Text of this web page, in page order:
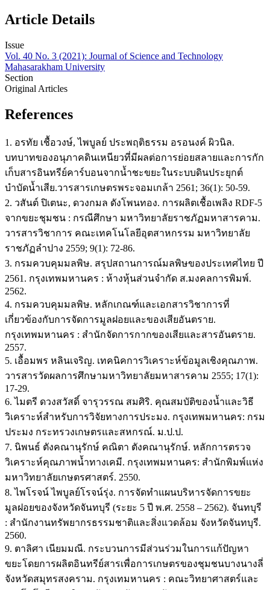
Article Details
Issue
Vol. 40 No. 3 (2021): Journal of Science and Technology
Mahasarakham University
Section
Original Articles
References
1. อรทัย เชื้อวงษ์, ไพบูลย์ ประพฤติธรรม อรอนงค์ ผิวนิล.
บทบาทของอนุภาคดินเหนียวที่มีผลต่อการย่อยสลายและการกัก
เก็บสารอินทรีย์คาร์บอนจากน้ำชะขยะในระบบดินประยุกต์
บำบัดน้ำเสีย.วารสารเกษตรพระจอมเกล้า 2561; 36(1): 50-59.
2. วสันต์ ปิเตนะ, ดวงกมล ดังโพนทอง. การผลิตเชื้อเพลิง RDF-5
จากขยะชุมชน : กรณีศึกษา มหาวิทยาลัยราชภัฏมหาสารคาม.
วารสารวิชาการ คณะเทคโนโลยีอุตสาหกรรม มหาวิทยาลัย
ราชภัฏลำปาง 2559; 9(1): 72-86.
3. กรมควบคุมมลพิษ. สรุปสถานการณ์มลพิษของประเทศไทย ปี
2561. กรุงเทพมหานคร : ห้างหุ้นส่วนจำกัด ส.มงคลการพิมพ์.
2562.
4. กรมควบคุมมลพิษ. หลักเกณฑ์และเอกสารวิชาการที่
เกี่ยวข้องกับการจัดการมูลฝอยและของเสียอันตราย.
กรุงเทพมหานคร : สำนักจัดการกากของเสียและสารอันตราย.
2557.
5. เอื้อมพร หลินเจริญ. เทคนิคการวิเคราะห์ข้อมูลเชิงคุณภาพ.
วารสารวัดผลการศึกษามหาวิทยาลัยมหาสารคาม 2555; 17(1):
17-29.
6. ไมตรี ดวงสวัสดิ์ จารุวรรณ สมศิริ. คุณสมบัติของน้ำและวิธี
วิเคราะห์สำหรับการวิจัยทางการประมง. กรุงเทพมหานคร: กรม
ประมง กระทรวงเกษตรและสหกรณ์. ม.ป.ป.
7. นิพนธ์ ตังคณานุรักษ์ คณิตา ตังคณานุรักษ์. หลักการตรวจ
วิเคราะห์คุณภาพน้ำทางเคมี. กรุงเทพมหานคร: สำนักพิมพ์แห่ง
มหาวิทยาลัยเกษตรศาสตร์. 2550.
8. ไพโรจน์ ไพบูลย์โรจน์รุ่ง. การจัดทำแผนบริหารจัดการขยะ
มูลฝอยของจังหวัดจันทบุรี (ระยะ 5 ปี พ.ศ. 2558 – 2562). จันทบุรี
: สำนักงานทรัพยากรธรรมชาติและสิ่งแวดล้อม จังหวัดจันทบุรี.
2560.
9. ตาลิศา เนียมมณี. กระบวนการมีส่วนร่วมในการแก้ปัญหา
ขยะโดยการผลิตอินทรีย์สารเพื่อการเกษตรของชุมชนบางนางลี่
จังหวัดสมุทรสงคราม. กรุงเทมหานคร : คณะวิทยาศาสตร์และ